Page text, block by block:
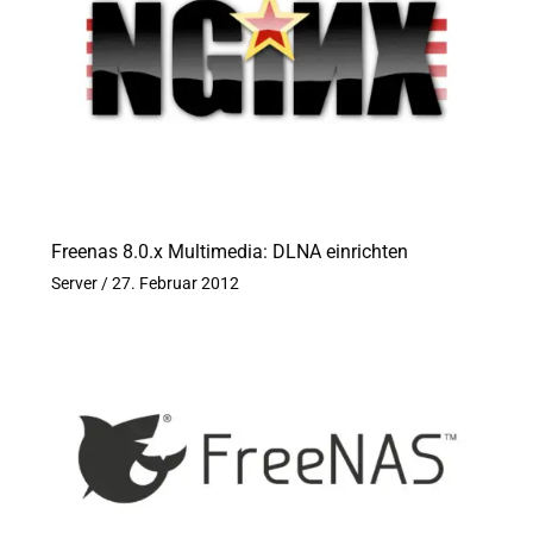
Freenas 8.0.x Multimedia: DLNA einrichten
Server/27. Februar 2012